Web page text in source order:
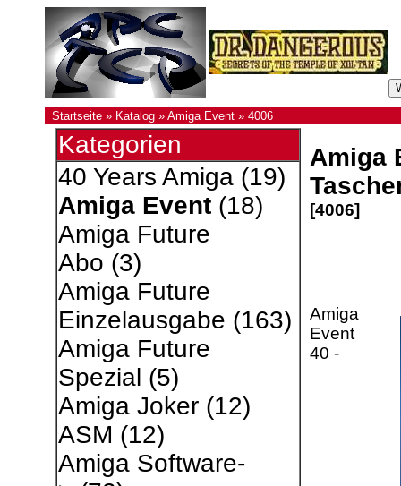
Startseite » Katalog » Amiga Event » 4006
Kategorien
40 Years Amiga(19)
Amiga Event(18)
Amiga Future
Abo (3)
Amiga Future
Einzelausgabe (163)
Amiga Future
Spezial (5)
Amiga Joker(12)
ASM (12)
Amiga Software-
Amiga
[4006]
Amiga
Event
40 -